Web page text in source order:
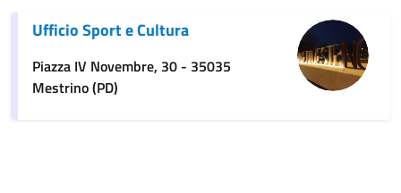
Ufficio Sport e Cultura
Piazza IV Novembre, 30 - 35035
Mestrino (PD)